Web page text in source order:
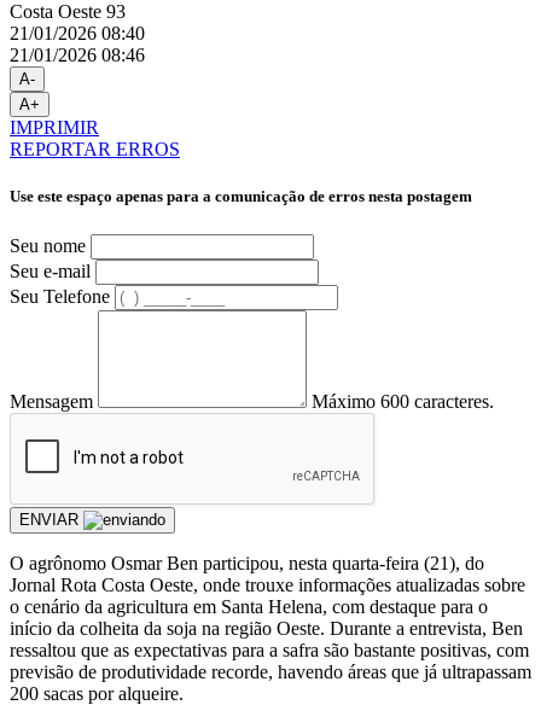
Costa Oeste 93
21/01/2026 08:40
21/01/2026 08:46
A-
A+
IMPRIMIR
REPORTAR ERROS
Use este espaço apenas para a comunicação de erros nesta postagem
Seu nome
Seu e-mail
Seu Telefone
Mensagem Máximo 600 caracteres.
ENVIAR
O agrônomo Osmar Ben participou, nesta quarta-feira (21), do
Jornal Rota Costa Oeste, onde trouxe informações atualizadas sobre
o cenário da agricultura em Santa Helena, com destaque para o
início da colheita da soja na região Oeste. Durante a entrevista, Ben
ressaltou que as expectativas para a safra são bastante positivas, com
previsão de produtividade recorde, havendo áreas que já ultrapassam
200 sacas por alqueire.